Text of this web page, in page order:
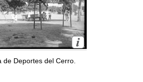
de Deportes del Cerro.